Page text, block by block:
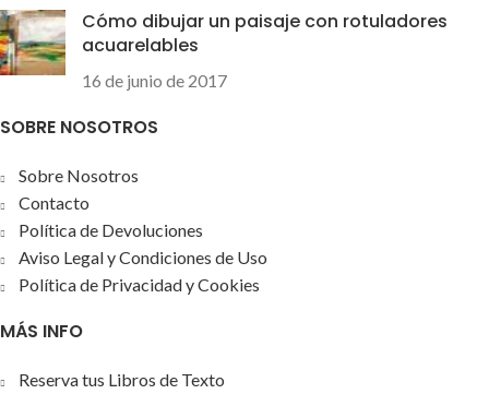
SX535WD / Stylus SX430W /
Stylus Office BX630FW /
Stylus Office BX305FW Plus /
Stylus SX438W / WF-
/ WF-3520DWF / WF-
cartucho que tienes agotado
T1291=negro T1292=azul
T1293=magenta
T1294=amarillo
Cómo dibujar un paisaje con rotuladores
acuarelables
16 de junio de 2017
SOBRE NOSOTROS
Sobre Nosotros
Contacto
Política de Devoluciones
Aviso Legal y Condiciones de Uso
Política de Privacidad y Cookies
MÁS INFO
Reserva tus Libros de Texto